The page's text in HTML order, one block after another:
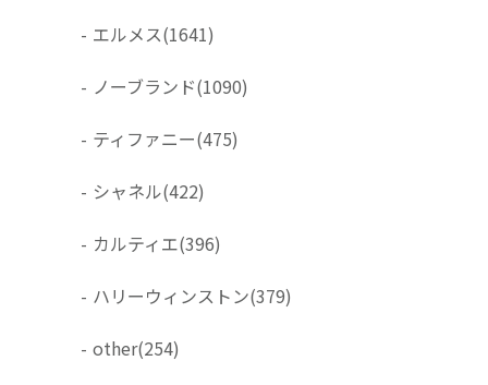
- エルメス(1641)
- ノーブランド(1090)
- ティファニー(475)
- シャネル(422)
- カルティエ(396)
- ハリーウィンストン(379)
- other(254)